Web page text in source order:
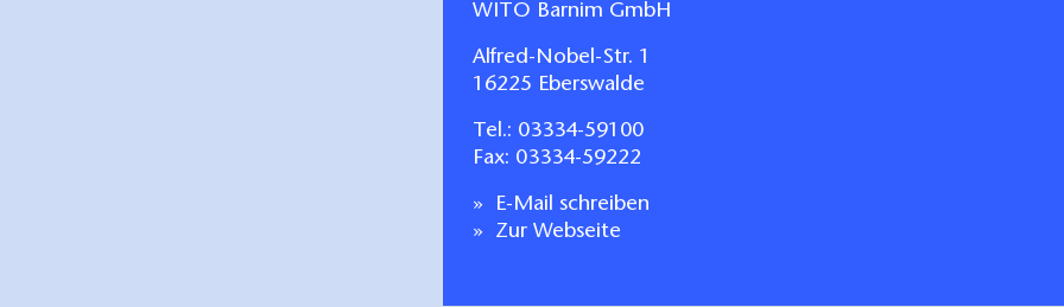
WITO Barnim GmbH
Alfred-Nobel-Str. 1
16225 Eberswalde
Tel.: 03334-59100
Fax: 03334-59222
E-Mail schreiben
Zur Webseite